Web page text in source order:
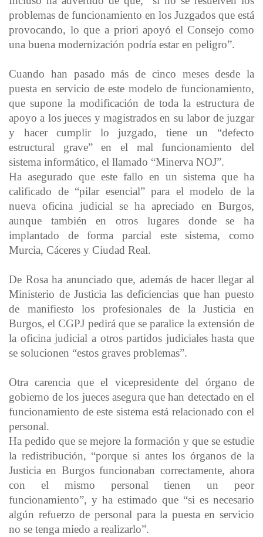
problemas de funcionamiento en los Juzgados que está
provocando, lo que a priori apoyó el Consejo como
una buena modernización podría estar en peligro”.
Cuando han pasado más de cinco meses desde la
puesta en servicio de este modelo de funcionamiento,
que supone la modificación de toda la estructura de
apoyo a los jueces y magistrados en su labor de juzgar
y hacer cumplir lo juzgado, tiene un “defecto
estructural grave” en el mal funcionamiento del
sistema informático, el llamado “Minerva NOJ”.
Ha asegurado que este fallo en un sistema que ha
calificado de “pilar esencial” para el modelo de la
nueva oficina judicial se ha apreciado en Burgos,
aunque también en otros lugares donde se ha
implantado de forma parcial este sistema, como
Murcia, Cáceres y Ciudad Real.
De Rosa ha anunciado que, además de hacer llegar al
Ministerio de Justicia las deficiencias que han puesto
de manifiesto los profesionales de la Justicia en
Burgos, el CGPJ pedirá que se paralice la extensión de
la oficina judicial a otros partidos judiciales hasta que
se solucionen “estos graves problemas”.
Otra carencia que el vicepresidente del órgano de
gobierno de los jueces asegura que han detectado en el
funcionamiento de este sistema está relacionado con el
personal.
Ha pedido que se mejore la formación y que se estudie
la redistribución, “porque si antes los órganos de la
Justicia en Burgos funcionaban correctamente, ahora
con el mismo personal tienen un peor
funcionamiento”, y ha estimado que “si es necesario
algún refuerzo de personal para la puesta en servicio
no se tenga miedo a realizarlo”.